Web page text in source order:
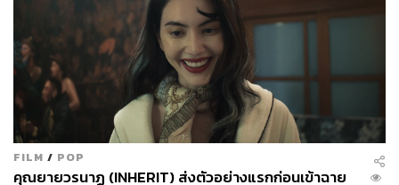
จุดเด่นประการแรกที่เราชื่นชอบมากๆ คืองานภาพสุดตื่นตา
สมกับเป็นภาพยนตร์แอนิเมชันฉายโรง เริ่มตั้งแต่การ
ออกแบบตัวละครอย่าง ทศกัณฐ์ กับชุดเกราะและผ้าคลุมสุด
เท่ที่สัมผัสถึงความน่าเกรงขามได้อย่างชัดเจน หรือ 3 ตัว
ละครหลักอย่าง วายุ เวฬา และบุษบา ที่ต่างก็มีคาแรกเตอร์
อันโดดเด่น รวมถึงการออกแบบเมืองในดาววานารา ที่ผสม
ผสานความเป็นไทยเข้ากับบรรยากาศของไซเบอร์พังก์อย่าง
ลงตัว
FILM / POP
คุณยายวรนาฏ (INHERIT) ส่งตัวอย่างแรกก่อนเข้าฉาย